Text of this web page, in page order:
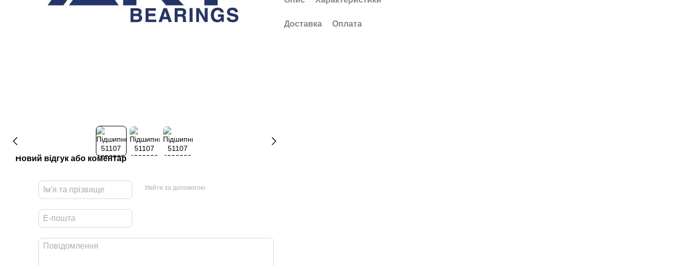
Новий відгук або коментар
Увійти за допомогою
Доставка Оплата